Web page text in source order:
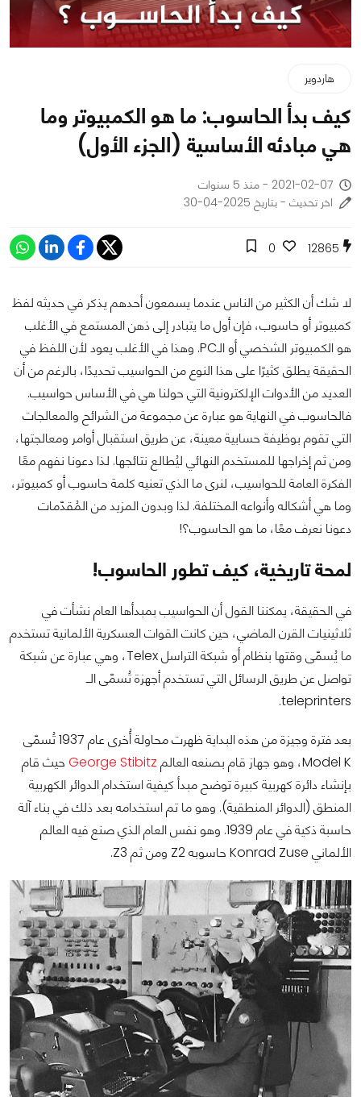
هاردوير
كيف بدأ الحاسوب: ما هو الكمبيوتر وما
هي مبادئه الأساسية (الجزء الأول)
2021-02-07 - منذ 5 سنوات
اخر تحديث - بتاريخ 2025-04-30
12865
0
لا شك أن الكثير من الناس عندما يسمعون أحدهم يذكر في حديثه لفظ
كمبيوتر أو حاسوب، فإن أول ما يتبادر إلى ذهن المستمع في الأغلب
هو الكمبيوتر الشخصي أو الـPC. وهذا في الأغلب يعود لأن اللفظ في
الحقيقة يطلق كثيرًا على هذا النوع من الحواسيب تحديدًا، بالرغم من أن
العديد من الأدوات الإلكترونية التي حولنا هي في الأساس حواسيب.
فالحاسوب في النهاية هو عبارة عن مجموعة من الشرائح والمعالجات
التي تقوم بوظيفة حسابية معينة، عن طريق استقبال أوامر ومعالجتها،
ومن ثم إخراجها للمستخدم النهائي ليُطالع نتائجها. لذا دعونا نفهم معًا
الفكرة العامة للحواسيب، لنرى ما الذي تعنيه كلمة حاسوب أو كمبيوتر،
وما هي أشكاله وأنواعه المختلفة. لذا وبدون المزيد من المُقدّمات
دعونا نعرف معًا، ما هو الحاسوب؟!
لمحة تاريخية، كيف تطور الحاسوب!
في الحقيقة، يمكننا القول أن الحواسيب بمبدأها العام نشأت في
ثلاثينيات القرن الماضي، حين كانت القوات العسكرية الألمانية تستخدم
ما يُسمّى وقتها بنظام أو شبكة التراسل Telex، وهي عبارة عن شبكة
تواصل عن طريق الرسائل التي تستخدم أجهزة تُسمّى الــ
teleprinters.
بعد فترة وجيزة من هذه البداية ظهرت محاولة أُخرى عام 1937 تُسمّى
Model K، وهو جهاز قام بصنعه العالم
George Stibitz حيث قام
بإنشاء دائرة كهربية كبيرة توضح مبدأ كيفية استخدام الدوائر الكهربية
المنطق (الدوائر المنطقية). وهو ما تم استخدامه بعد ذلك في بناء آلة
حاسبة ذكية في عام 1939. وهو نفس العام الذي صنع فيه العالم
الألماني Konrad Zuse حاسوبه Z2 ومن ثم Z3.